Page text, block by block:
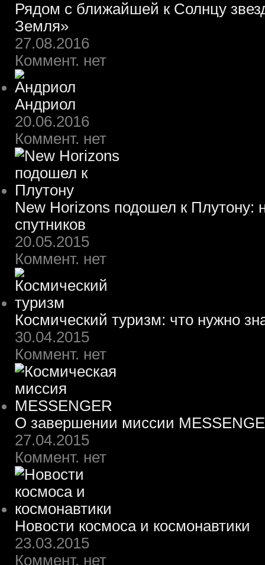
Рядом с ближайшей к Солнцу
Земля»
27.08.2016
Коммент. нет
Андриол
20.06.2016
Коммент. нет
New Horizons подошел к Плутону:
спутников
20.05.2015
Коммент. нет
Космический туризм: что нужно
30.04.2015
Коммент. нет
О завершении миссии
27.04.2015
Коммент. нет
Новости космоса и космонавтики
23.03.2015
Коммент. нет